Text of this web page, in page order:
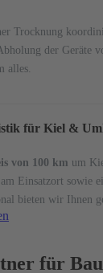
Trocknung
der Geräte
alles.
für Kiel &
von 100 km um
Einsatzort sowie
bieten wir Ihnen
für